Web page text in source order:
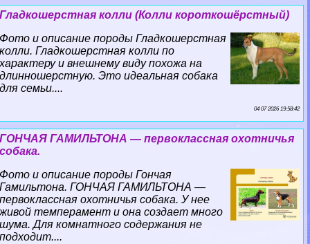
Гладкошерстная колли (Колли короткошёрстный)
Фото и описание породы Гладкошерстная
колли. Гладкошерстная колли по
хаpaктеру и внешнему виду похожа на
длинношерстную. Это идеальная собака
для семьи....
04 07 2026 19:58:42
ГОНЧАЯ ГАМИЛЬТОНА — первоклассная охотничья
собака.
Фото и описание породы Гончая
Гамильтона. ГОНЧАЯ ГАМИЛЬТОНА —
первоклассная охотничья собака. У нее
живой темперамент и она создает много
шума. Для комнатного содержания не
подходит....